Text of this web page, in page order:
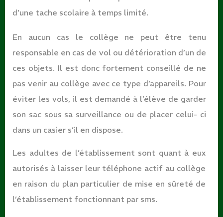
d’une tache scolaire à temps limité.
En aucun cas le collège ne peut être tenu
responsable en cas de vol ou détérioration d’un de
ces objets. Il est donc fortement conseillé de ne
pas venir au collège avec ce type d’appareils. Pour
éviter les vols, il est demandé à l’élève de garder
son sac sous sa surveillance ou de placer celui- ci
dans un casier s’il en dispose.
Les adultes de l’établissement sont quant à eux
autorisés à laisser leur téléphone actif au collège
en raison du plan particulier de mise en sûreté de
l’établissement fonctionnant par sms.